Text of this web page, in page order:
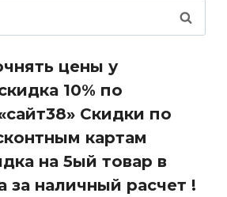
цены у
10% по
Скидки по
картам
на 5ый товар в
за наличный расчет !